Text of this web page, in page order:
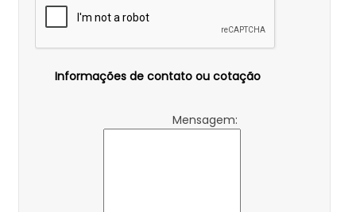
Informações de contato ou cotação
Mensagem: